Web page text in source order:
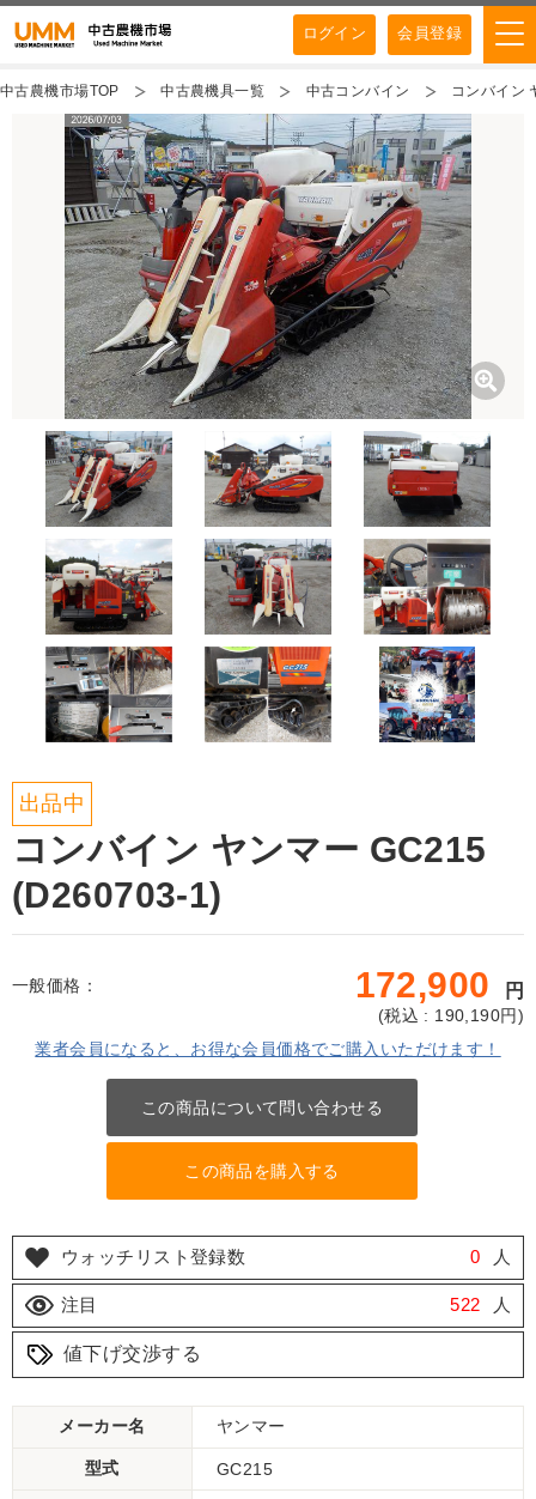
ログイン 会員登録
中古農機市場TOP 中古農機具一覧 中古コンバイン コンバイン
出品中
コンバイン ヤンマー GC215
(D260703-1)
一般価格： 172,900 円
(税込 : 190,190円)
業者会員になると、お得な会員価格でご購入いただけます！
この商品について問い合わせる
この商品を購入する
ウォッチリスト登録数 0 人
注目 522 人
値下げ交渉する
メーカー名 ヤンマー
型式 GC215